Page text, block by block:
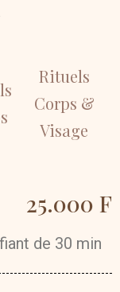
Rituels
Corps &
Visage
25.000 F
de 30 min